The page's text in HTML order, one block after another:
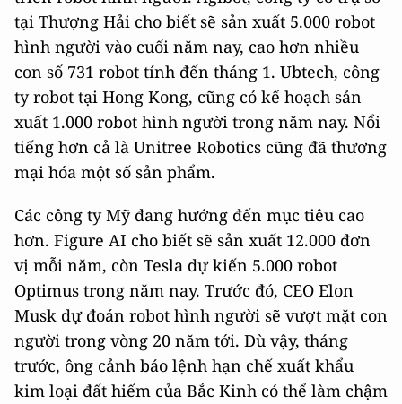
tại Thượng Hải cho biết sẽ sản xuất 5.000 robot
hình người vào cuối năm nay, cao hơn nhiều
con số 731 robot tính đến tháng 1. Ubtech, công
ty robot tại Hong Kong, cũng có kế hoạch sản
xuất 1.000 robot hình người trong năm nay. Nổi
tiếng hơn cả là Unitree Robotics cũng đã thương
mại hóa một số sản phẩm.
Các công ty Mỹ đang hướng đến mục tiêu cao
hơn. Figure AI cho biết sẽ sản xuất 12.000 đơn
vị mỗi năm, còn Tesla dự kiến 5.000 robot
Optimus trong năm nay. Trước đó, CEO Elon
Musk dự đoán robot hình người sẽ vượt mặt con
người trong vòng 20 năm tới. Dù vậy, tháng
trước, ông cảnh báo lệnh hạn chế xuất khẩu
kim loại đất hiếm của Bắc Kinh có thể làm chậm